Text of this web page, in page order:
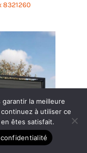
mm, offrant
Table
x 395 mm
est équipée
de travail en
830 x 395
guider les
la
8321260
la meilleure
à utiliser ce
êtes satisfait.